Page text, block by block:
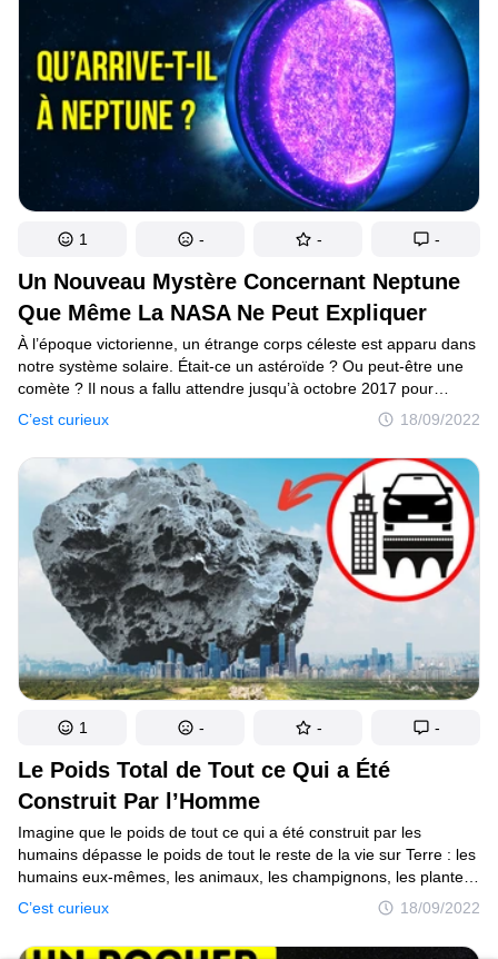
(Le genre de petite monnaie que l’on trouverait aujourd’hui dans
le canapé d’Elon Musk).
Un Nouveau Mystère Concernant Neptune
Que Même La NASA Ne Peut Expliquer
C’est curieux 18/09/2022
À l’époque victorienne, un étrange corps céleste est apparu dans
notre système solaire. Était-ce un astéroïde ? Ou peut-être une
comète ? Il nous a fallu attendre jusqu’à octobre 2017 pour
le remarquer et commencer à l’étudier de près. On l’a nommé
Oumuamua — ce qui signifie “éclaireur” en hawaïen. Non
seulement sa forme est extrêmement atypique — très allongée
et étroite — mais sa vitesse est telle qu’il semble que la gravité
du Soleil ne l’affecte pas beaucoup.
1 - - -
Le Poids Total de Tout ce Qui a Été
Construit Par l’Homme
C’est curieux 18/09/2022
Imagine que le poids de tout ce qui a été construit par les
humains dépasse le poids de tout le reste de la vie sur Terre : les
humains eux-mêmes, les animaux, les champignons, les plantes
et les micro-organismes. Et imagine qu’il ne nous reste pas
longtemps avant d’arriver à court de place ; et que l’on doive
déménager sur Mars en emmenant le plus de choses possible.
1 - - -